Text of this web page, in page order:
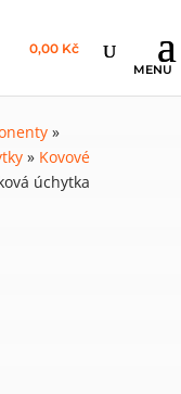
0,00 Kč
»
» Kovové
úchytka